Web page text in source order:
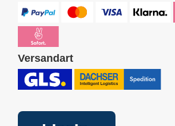
Versandart